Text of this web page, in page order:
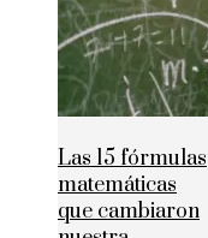
Las 15 fórmulas
matemáticas
que cambiaron